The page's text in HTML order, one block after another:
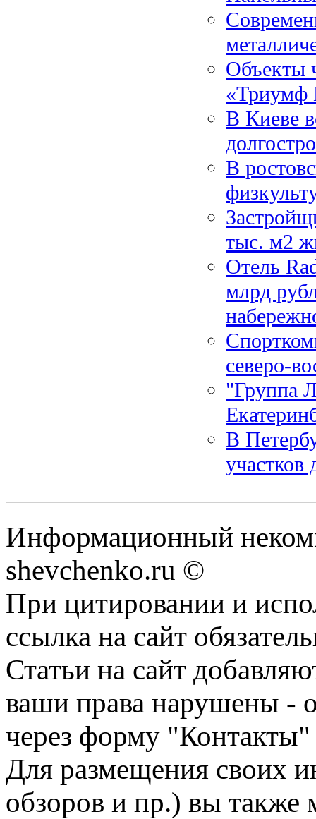
Объекты
«Триумф
В Киеве
В
тыс. м2
Отель
млрд
северо-
"Группа
В
участков
Информационный
shevchenko.ru ©
При цитировании и
ссылка на сайт
Статьи на сайт
ваши права нарушены -
через форму "Контакты"
Для размещения своих
обзоров и пр.) вы также